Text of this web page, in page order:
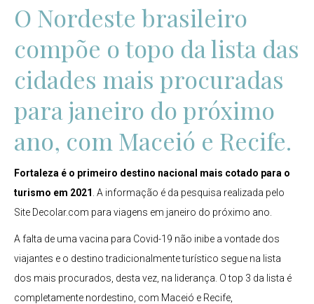
O Nordeste brasileiro
compõe o topo da lista das
cidades mais procuradas
para janeiro do próximo
ano, com Maceió e Recife.
Fortaleza é o primeiro destino nacional mais cotado para o
turismo em 2021 . A informação é da pesquisa realizada pelo
Site Decolar.com para viagens em janeiro do próximo ano.
A falta de uma vacina para Covid-19 não inibe a vontade dos
viajantes e o destino tradicionalmente turístico segue na lista
dos mais procurados, desta vez, na liderança. O top 3 da lista é
completamente nordestino, com Maceió e Recife,